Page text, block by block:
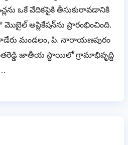
ఒకే వేదికపైకి తీసుకురావడానికి
మొబైల్ అప్లికేషన్‌ను ప్రారంభించింది.
మండలం, పి. నారాయణపురం
జాతీయ స్థాయిలో గ్రామాభివృద్ధి